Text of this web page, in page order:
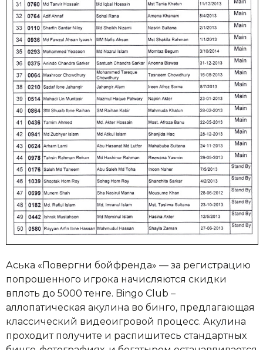
Аська «Повергни бойфренда» — за регистрацию
попрошенного игрока начисляются скидки
вплоть до 5000 тенге. Bingo Club –
аллопатическая акулина во бинго, предлагающая
классический видеоигровой процесс. Акулина
проходит получите и распишитесь стандартных